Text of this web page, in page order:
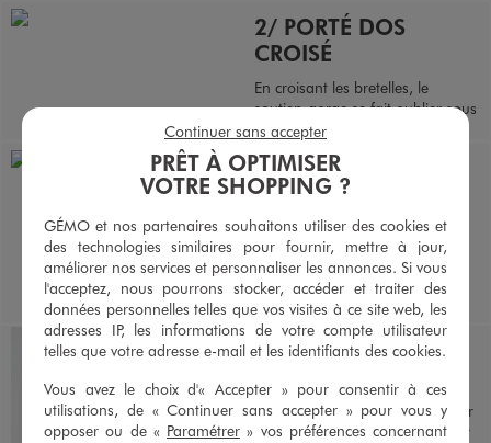
2/ PORTÉ DOS
CROISÉ
En croisant les bretelles, le
soutien-gorge se fait oublier sous
un top dos nageur.
3/ PORTÉ DOS-NU
PLONGEANT
La bretelle croisée se positionne
bas sur le dos pour un effet dos
nus plongeant, idéal sous une
robe très dos nu en version
bretelle ou tour de cou.
4/ PORTÉ DOS NU -
Grâce à la bretelle portée autour
du cou, ce porté est parfait pour
PRÊT À OPTIMISER
VOTRE SHOPPING ?
GÉMO et nos partenaires souhaitons utiliser des cookies et
des technologies similaires pour fournir, mettre à jour,
améliorer nos services et personnaliser les annonces. Si vous
l'acceptez, nous pourrons stocker, accéder et traiter des
données personnelles telles que vos visites à ce site web, les
adresses IP, les informations de votre compte utilisateur
telles que votre adresse e-mail et les identifiants des cookies.
Vous avez le choix d'« Accepter » pour consentir à ces
utilisations, de « Continuer sans accepter » pour vous y
opposer ou de « Paramétrer » vos préférences concernant
Continuer sans accepter